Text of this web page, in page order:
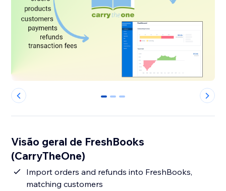
0 1 2
Visão geral de FreshBooks
(CarryTheOne)
Import orders and refunds into FreshBooks,
matching customers